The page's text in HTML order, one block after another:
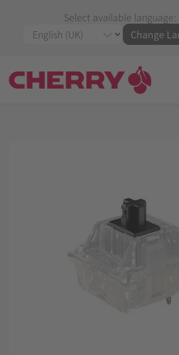
Select available language:
Change